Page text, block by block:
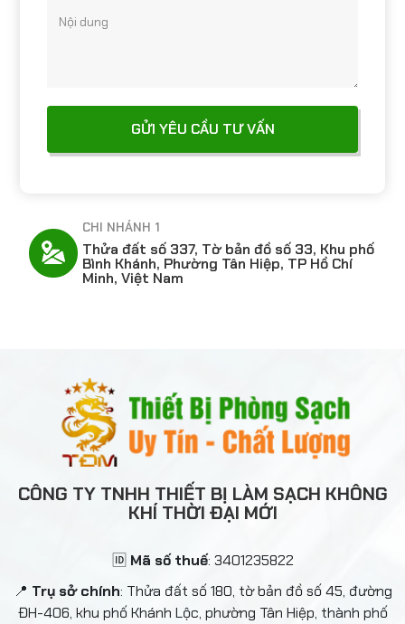
CHI NHÁNH 2
Số 25, 26 đường Lý Thánh Tông, Khu phố
Dương Lôi, Phường Từ Sơn, Tỉnh Bắc Ninh,
Việt Nam
Nội dung
CÔNG TY TNHH THIẾT BỊ LÀM SẠCH KHÔNG
KHÍ THỜI ĐẠI MỚI
🆔 Mã số thuế: 3401235822
📍 Trụ sở chính: Thửa đất số 180, tờ bản đồ số 45, đường
ĐH-406, khu phố Khánh Lộc, phường Tân Hiệp, thành phố